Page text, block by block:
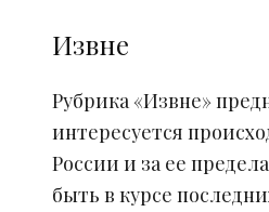
Извне
Рубрика «Извне»
интересуется
России и за ее
быть в курсе